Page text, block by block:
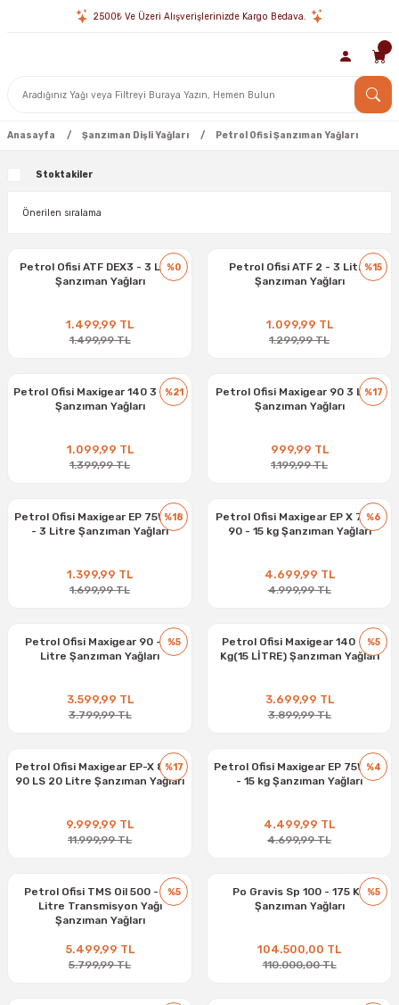
2500₺ Ve Üzeri Alışverişlerinizde Kargo Bedava.
Anasayfa Şanzıman Dişli Yağları Petrol Ofisi Şanzıman Yağları
Stoktakiler
%0
Petrol Ofisi ATF DEX3 - 3 Litre
Şanzıman Yağları
1.499,99 TL
1.499,99 TL
%15
Petrol Ofisi ATF 2 - 3 Litre
Şanzıman Yağları
1.099,99 TL
1.299,99 TL
%21
Petrol Ofisi Maxigear 140 3 Litre
Şanzıman Yağları
1.099,99 TL
1.399,99 TL
%17
Petrol Ofisi Maxigear 90 3 Litre
Şanzıman Yağları
999,99 TL
1.199,99 TL
%18
Petrol Ofisi Maxigear EP 75W-80
- 3 Litre Şanzıman Yağları
1.399,99 TL
1.699,99 TL
%6
Petrol Ofisi Maxigear EP X 75W-
90 - 15 kg Şanzıman Yağları
4.699,99 TL
4.999,99 TL
%5
Petrol Ofisi Maxigear 90 - 15
Litre Şanzıman Yağları
3.599,99 TL
3.799,99 TL
%5
Petrol Ofisi Maxigear 140 - 15
Kg(15 LİTRE) Şanzıman Yağları
3.699,99 TL
3.899,99 TL
%17
Petrol Ofisi Maxigear EP-X 85W-
90 LS 20 Litre Şanzıman Yağları
9.999,99 TL
11.999,99 TL
%4
Petrol Ofisi Maxigear EP 75W-80
- 15 kg Şanzıman Yağları
4.499,99 TL
4.699,99 TL
%5
Petrol Ofisi TMS Oil 500 - 20
Litre Transmisyon Yağı
Şanzıman Yağları
5.499,99 TL
5.799,99 TL
%5
Po Gravis Sp 100 - 175 Kg
Şanzıman Yağları
104.500,00 TL
110.000,00 TL